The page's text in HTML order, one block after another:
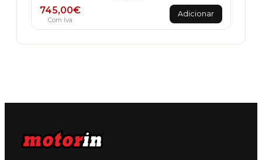
745,00€
Com Iva
Adicionar